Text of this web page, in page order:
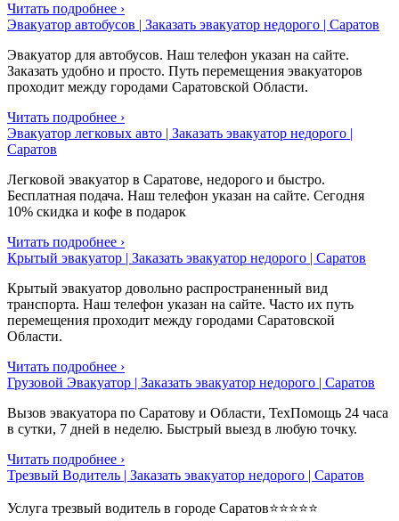
Читать подробнее ›
Эвакуатор автобусов | Заказать эвакуатор недорого | Саратов
Эвакуатор для автобусов. Наш телефон указан на сайте.
Заказать удобно и просто. Путь перемещения эвакуаторов
проходит между городами Саратовской Области.
Читать подробнее ›
Эвакуатор легковых авто | Заказать эвакуатор недорого |
Саратов
Легковой эвакуатор в Саратове, недорого и быстро.
Бесплатная подача. Наш телефон указан на сайте. Сегодня
10% скидка и кофе в подарок
Читать подробнее ›
Крытый эвакуатор | Заказать эвакуатор недорого | Саратов
Крытый эвакуатор довольно распространенный вид
транспорта. Наш телефон указан на сайте. Часто их путь
перемещения проходит между городами Саратовской
Области.
Читать подробнее ›
Грузовой Эвакуатор | Заказать эвакуатор недорого | Саратов
Вызов эвакуатора по Саратову и Области, ТехПомощь 24 часа
в сутки, 7 дней в неделю. Быстрый выезд в любую точку.
Читать подробнее ›
Трезвый Водитель | Заказать эвакуатор недорого | Саратов
Услуга трезвый водитель в городе Саратов⭐⭐⭐⭐⭐